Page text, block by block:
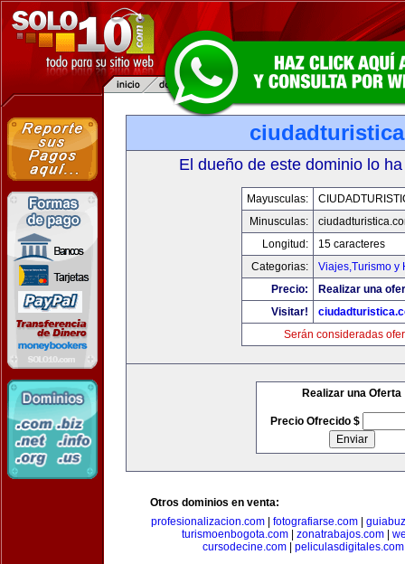
El dueño de este dominio lo
Mayusculas:
Minusculas:
Longitud:
15 caracteres
Categorias:
Viajes,Turismo y
Precio:
Realizar una
Visitar!
Serán consideradas
Realizar una Oferta
Precio Ofrecido $
Otros dominios en venta:
profesionalizacion.com
fotografiarse.com
turismoenbogota.com
zonatrabajos.com
cursodecine.com
peliculasdigitales.com